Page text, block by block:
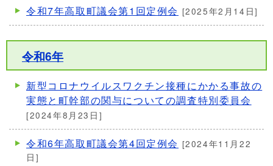
令和7年高取町議会第1回定例会 [2025年2月14日]
令和6年
新型コロナウイルスワクチン接種にかかる事故の
実態と町幹部の関与についての調査特別委員会
[2024年8月23日]
令和6年高取町議会第4回定例会 [2024年11月22
日]